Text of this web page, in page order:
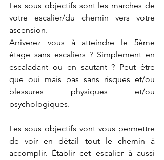
Les sous objectifs sont les marches de
votre escalier/du chemin vers votre
ascension.
Arriverez vous à atteindre le 5ème
étage sans escaliers ? Simplement en
escaladant ou en sautant ? Peut être
que oui mais pas sans risques et/ou
blessures physiques et/ou
psychologiques.
Les sous objectifs vont vous permettre
de voir en détail tout le chemin à
accomplir. Établir cet escalier à aussi